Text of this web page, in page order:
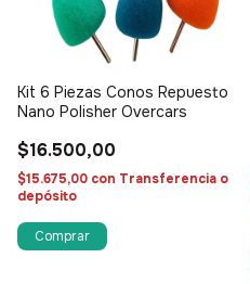
Kit 6 Piezas Conos Repuesto
Nano Polisher Overcars
$16.500,00
$15.675,00 con Transferencia o
depósito